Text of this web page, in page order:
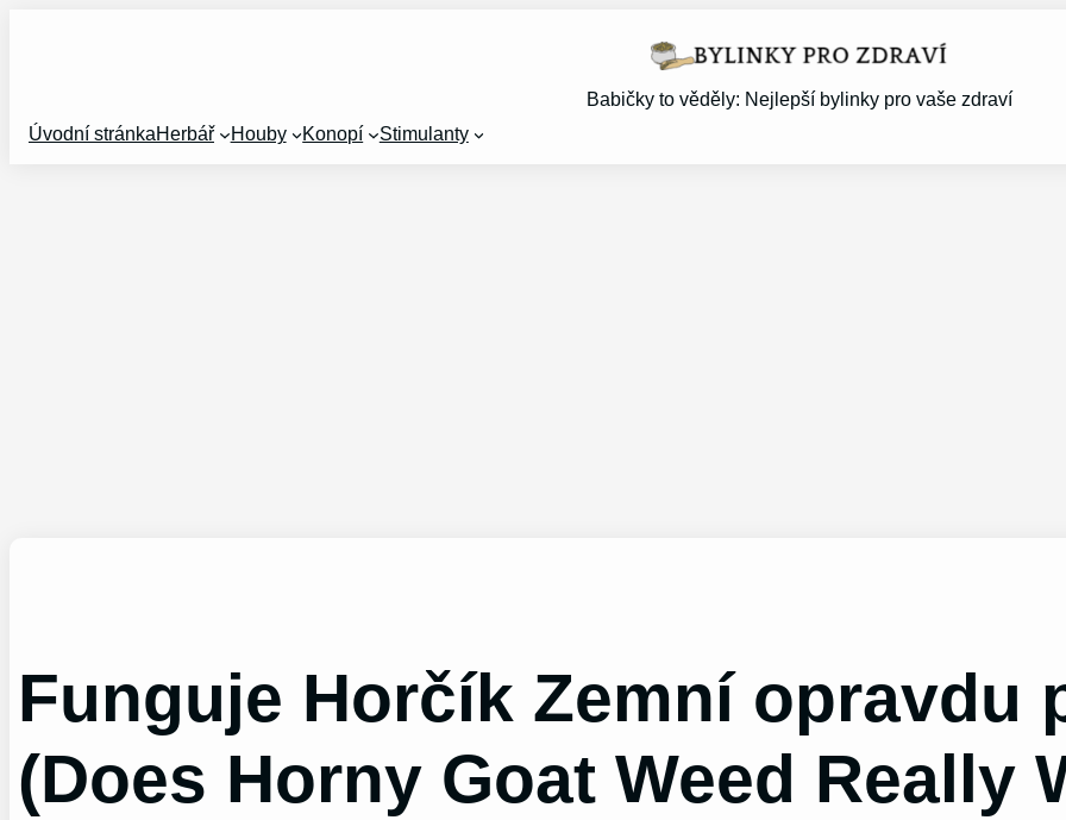
Babičky to věděly: Nejlepší bylinky pro vaše zdraví
Úvodní stránkaHerbář Houby Konopí Stimulanty
Funguje Horčík Zemní opravdu
(Does Horny Goat Weed Really